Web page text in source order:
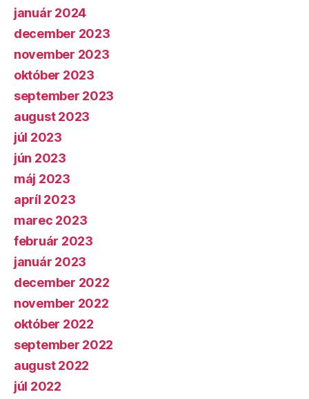
január 2024
december 2023
november 2023
október 2023
september 2023
august 2023
júl 2023
jún 2023
máj 2023
apríl 2023
marec 2023
február 2023
január 2023
december 2022
november 2022
október 2022
september 2022
august 2022
júl 2022